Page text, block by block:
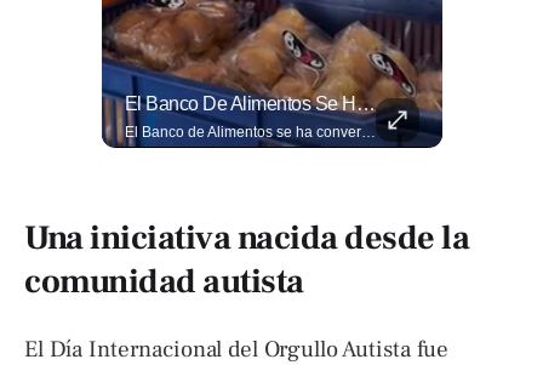
El Banco De Alimentos Se Ha Convertido En Un Puente De Supervivencia: Un Motor Humano Que Recupera Excedentes Comerciales Y Productos Con Fecha Corta De...
El Banco de Alimentos se ha convertido en un puente de supervivencia: un motor humano que recupera excedentes comerciales y productos con fecha corta de vencimiento para transformarlos en raciones de nutrición para miles de familias que luchan por asegurar un plato en la mesa. Entramos a su centro de acopio para mostrarte la minuciosa logística y el esfuerzo de los voluntarios que rescatan comida para aliviar el hambre de los más vulnerables. Lee más 👉 eldiariodehoy.com
Una iniciativa nacida desde la
comunidad autista
El Día Internacional del Orgullo Autista fue